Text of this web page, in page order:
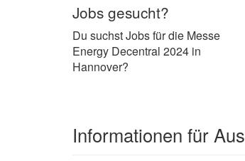
Jobs gesucht?
Du suchst Jobs für die Messe
Energy Decentral 2024 in
Hannover?
Informationen für